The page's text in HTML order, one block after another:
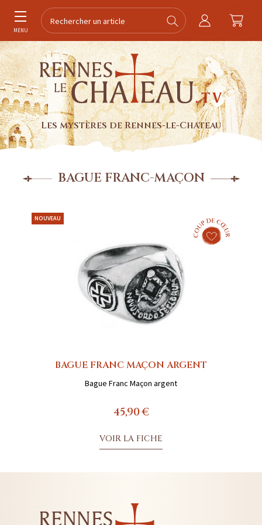
MENU
Les mystères de Rennes-le-Chateau
BAGUE FRANC-MAÇON
NOUVEAU
BAGUE FRANC MAÇON ARGENT
Bague Franc Maçon argent
45,90 €
VOIR LA FICHE